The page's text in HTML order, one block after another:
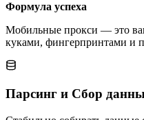
Формула успеха
Мобильные прокси — это
куками, фингерпринтами и
Парсинг и Сбор